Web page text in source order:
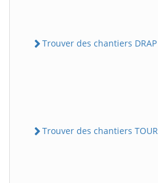
Trouver des chantiers DRAP
Trouver des chantiers